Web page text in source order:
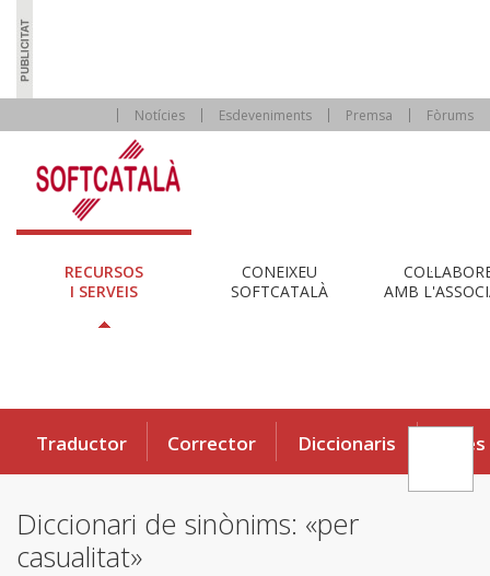
Notícies Esdeveniments Premsa Fòrums
RECURSOS
I SERVEIS
CONEIXEU
SOFTCATALÀ
AMB
Traductor Corrector Diccionaris Eines
Diccionari de sinònims: «per
casualitat»